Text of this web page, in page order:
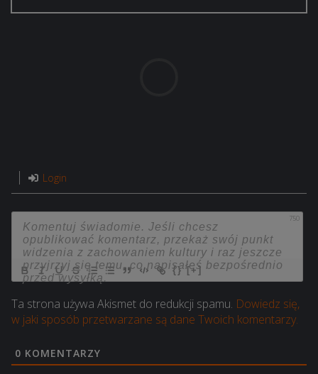
Login
750
{} [+]
Ta strona używa Akismet do redukcji spamu. Dowiedz się,
w jaki sposób przetwarzane są dane Twoich komentarzy.
0 KOMENTARZY